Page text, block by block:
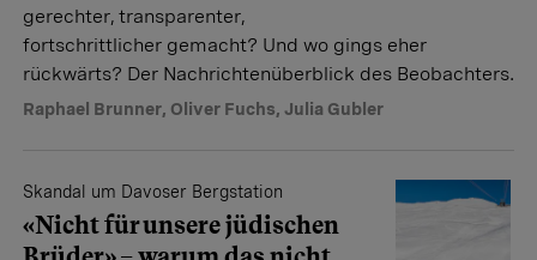
gerechter, transparenter,
fortschrittlicher gemacht? Und wo gings eher
rückwärts? Der Nachrichtenüberblick des Beobachters.
Raphael Brunner, Oliver Fuchs, Julia Gubler
Skandal um Davoser Bergstation
«Nicht für unsere jüdischen